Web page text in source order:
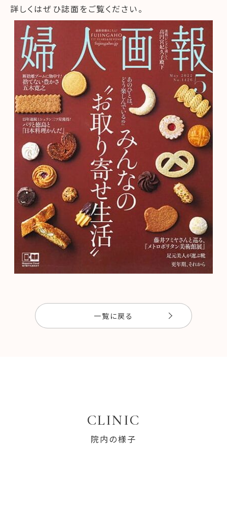
詳しくはぜひ誌面をご覧ください。
一覧に戻る
CLINIC
院内の様子